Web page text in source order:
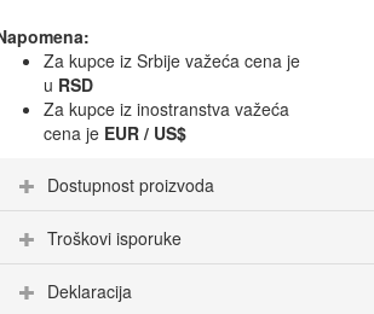
Za kupce iz Srbije važeća cena je
u RSD
Za kupce iz inostranstva važeća
cena je EUR / US$
Dostupnost proizvoda
Troškovi isporuke
Deklaracija